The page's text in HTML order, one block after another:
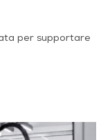
per supportare